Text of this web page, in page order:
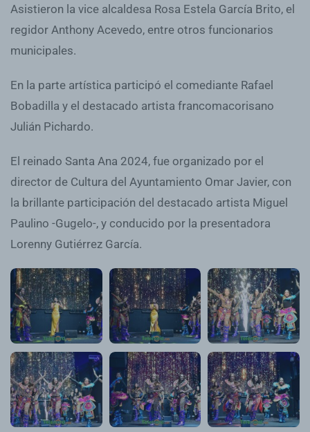
Asistieron la vice alcaldesa Rosa Estela García Brito, el
regidor Anthony Acevedo, entre otros funcionarios
municipales.
En la parte artística participó el comediante Rafael
Bobadilla y el destacado artista francomacorisano
Julián Pichardo.
El reinado Santa Ana 2024, fue organizado por el
director de Cultura del Ayuntamiento Omar Javier, con
la brillante participación del destacado artista Miguel
Paulino -Gugelo-, y conducido por la presentadora
Lorenny Gutiérrez García.